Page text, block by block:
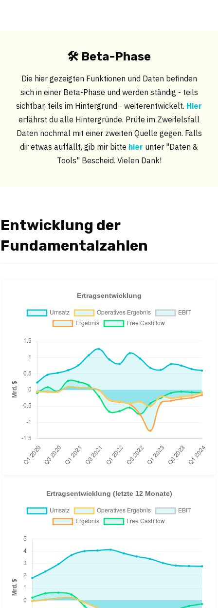
🛠 Beta-Phase
Die hier gezeigten Funktionen und Daten befinden
sich in einer Beta-Phase und werden ständig - teils
sichtbar, teils im Hintergrund - weiterentwickelt. Hier
erfährst du alle Hintergründe. Prüfe im Zweifelsfall
Daten nochmal mit einer zweiten Quelle gegen. Falls
dir etwas auffällt, gib mir bitte hier unter "Daten &
Tools" Bescheid. Vielen Dank!
Entwicklung der
Fundamentalzahlen